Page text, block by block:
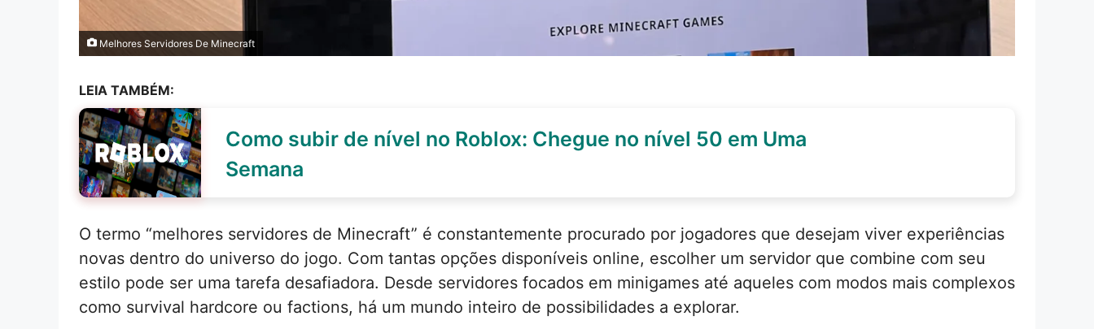
Melhores Servidores De Minecraft
LEIA TAMBÉM:
Como subir de nível no Roblox: Chegue no nível 50 em Uma
Semana
O termo “melhores servidores de Minecraft” é constantemente procurado por jogadores que desejam viver experiências
novas dentro do universo do jogo. Com tantas opções disponíveis online, escolher um servidor que combine com seu
estilo pode ser uma tarefa desafiadora. Desde servidores focados em minigames até aqueles com modos mais complexos
como survival hardcore ou factions, há um mundo inteiro de possibilidades a explorar.